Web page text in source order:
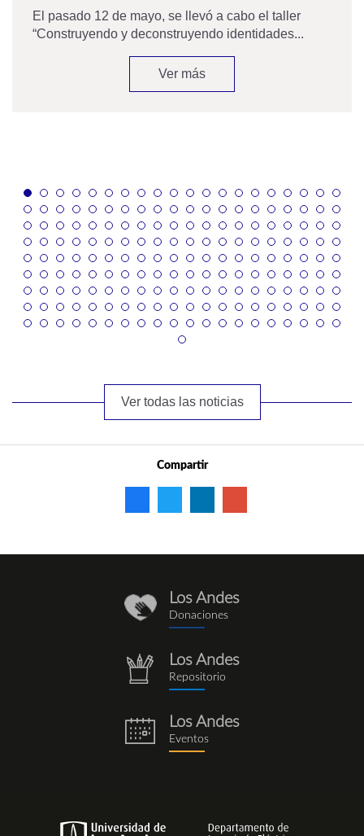
El pasado 12 de mayo, se llevó a cabo el taller
“Construyendo y deconstruyendo identidades...
Ver más
Ver todas las noticias
Compartir
donaciones_1.png
Los Andes
Donaciones
repositorio.png
Los Andes
Repositorio
eventos.png
Los Andes
Eventos